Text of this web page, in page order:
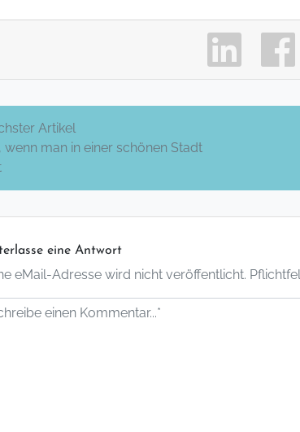
Artikel
wenn man in einer schönen Stadt
eine Antwort
eMail-Adresse wird nicht veröffentlicht.